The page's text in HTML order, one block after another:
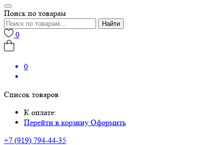
Поиск по товарам
Найти
0
0
Список товаров
К оплате:
Перейти в корзину Оформить
+7 (919) 794-44-35